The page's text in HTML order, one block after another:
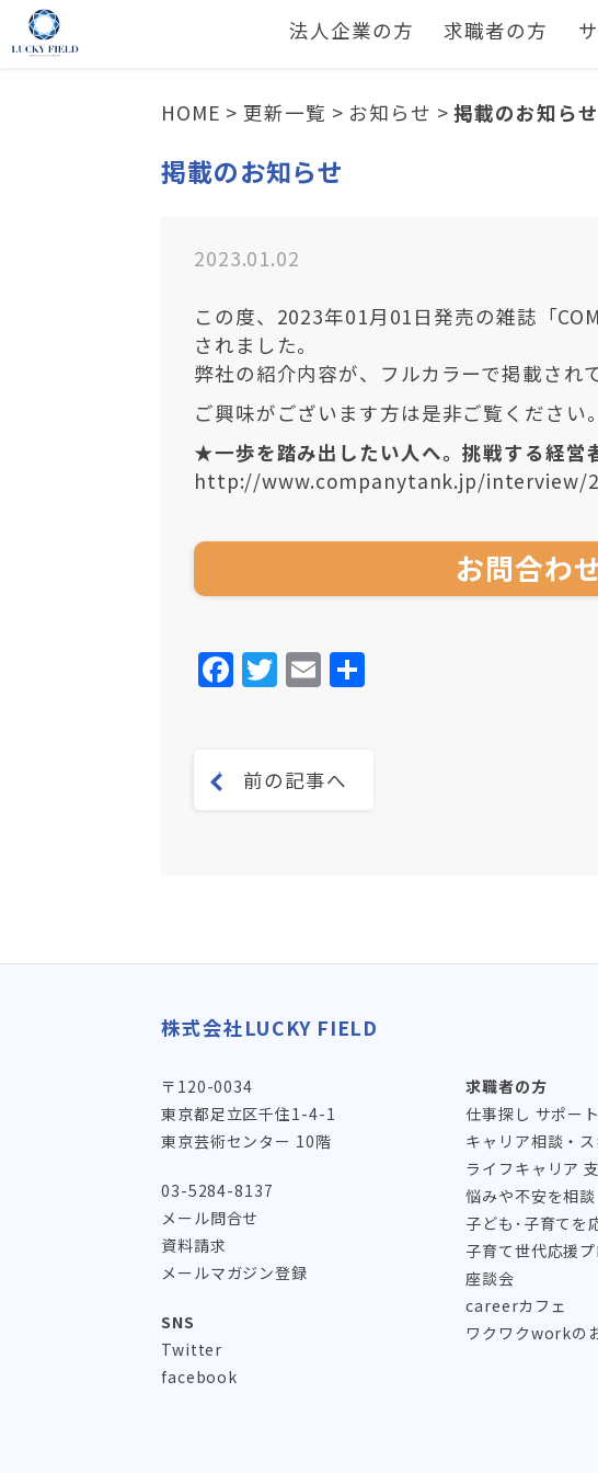
法人企業の方 求職者の方
HOME > 更新一覧 > お知らせ >掲載のお知らせ
掲載のお知らせ
2023.01.02
この度、2023年01月01日発売の雑誌「
されました。
弊社の紹介内容が、フルカラーで掲載され
ご興味がございます方は是非ご覧ください。
★一歩を踏み出したい人へ。挑戦する経営
http://www.companytank.jp/interview/
お問合わ
Facebook
Twitter
Email
前の記事へ
株式会社LUCKY FIELD
〒120-0034
東京都足立区千住1-4-1
東京芸術センター 10階
03-5284-8137
メール問合せ
資料請求
メールマガジン登録
SNS
Twitter
facebook
求職者の方
仕事探し サポート
キャリア相談・
ライフキャリア
悩みや不安を相談
子ども･子育てを
子育て世代応援
座談会
careerカフェ
ワクワクworkの